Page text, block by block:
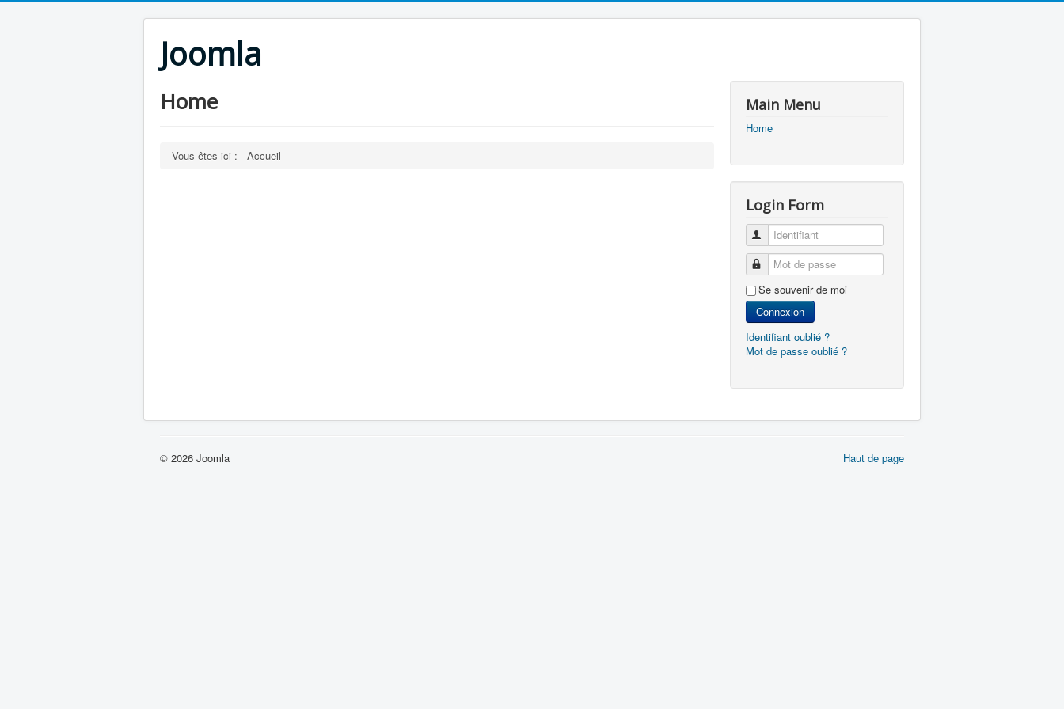
Joomla
Home
Vous êtes ici : Accueil
Main Menu
Home
Login Form
Identifiant
Mot de passe
Se souvenir de moi
Connexion
Identifiant oublié ?
Mot de passe oublié ?
Haut de page
© 2026 Joomla